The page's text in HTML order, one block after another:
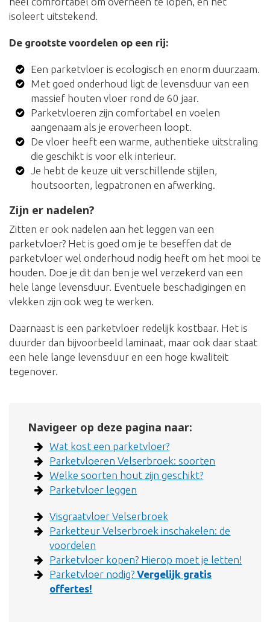
isoleert uitstekend.
De grootste voordelen op een rij:
Een parketvloer is ecologisch en enorm duurzaam.
Met goed onderhoud ligt de levensduur van een
massief houten vloer rond de 60 jaar.
Parketvloeren zijn comfortabel en voelen
aangenaam als je eroverheen loopt.
De vloer heeft een warme, authentieke uitstraling
die geschikt is voor elk interieur.
Je hebt de keuze uit verschillende stijlen,
houtsoorten, legpatronen en afwerking.
Zijn er nadelen?
Zitten er ook nadelen aan het leggen van een
parketvloer? Het is goed om je te beseffen dat de
parketvloer wel onderhoud nodig heeft om het mooi te
houden. Doe je dit dan ben je wel verzekerd van een
hele lange levensduur. Eventuele beschadigingen en
vlekken zijn ook weg te werken.
Daarnaast is een parketvloer redelijk kostbaar. Het is
duurder dan bijvoorbeeld laminaat, maar ook daar staat
een hele lange levensduur en een hoge kwaliteit
tegenover.
Navigeer op deze pagina naar:
Wat kost een parketvloer?
Parketvloeren Velserbroek: soorten
Welke soorten hout zijn geschikt?
Parketvloer leggen
Visgraatvloer Velserbroek
Parketteur Velserbroek inschakelen: de
voordelen
Parketvloer kopen? Hierop moet je letten!
Parketvloer nodig?Vergelijk gratis
offertes!